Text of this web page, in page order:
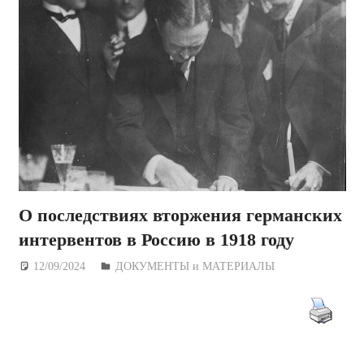
О последствиях вторжения германских
интервентов в Россию в 1918 году
12/09/2024 Дежурный по Редакции
ДОКУМЕНТЫ и МАТЕРИАЛЫ